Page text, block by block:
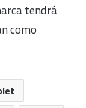
tendrá
como